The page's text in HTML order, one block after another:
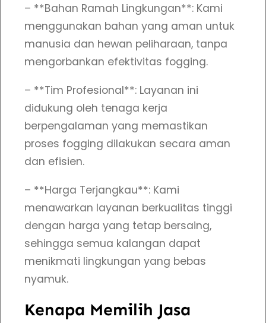
– **Bahan Ramah Lingkungan**: Kami
menggunakan bahan yang aman untuk
manusia dan hewan peliharaan, tanpa
mengorbankan efektivitas fogging.
– **Tim Profesional**: Layanan ini
didukung oleh tenaga kerja
berpengalaman yang memastikan
proses fogging dilakukan secara aman
dan efisien.
– **Harga Terjangkau**: Kami
menawarkan layanan berkualitas tinggi
dengan harga yang tetap bersaing,
sehingga semua kalangan dapat
menikmati lingkungan yang bebas
nyamuk.
Kenapa Memilih Jasa